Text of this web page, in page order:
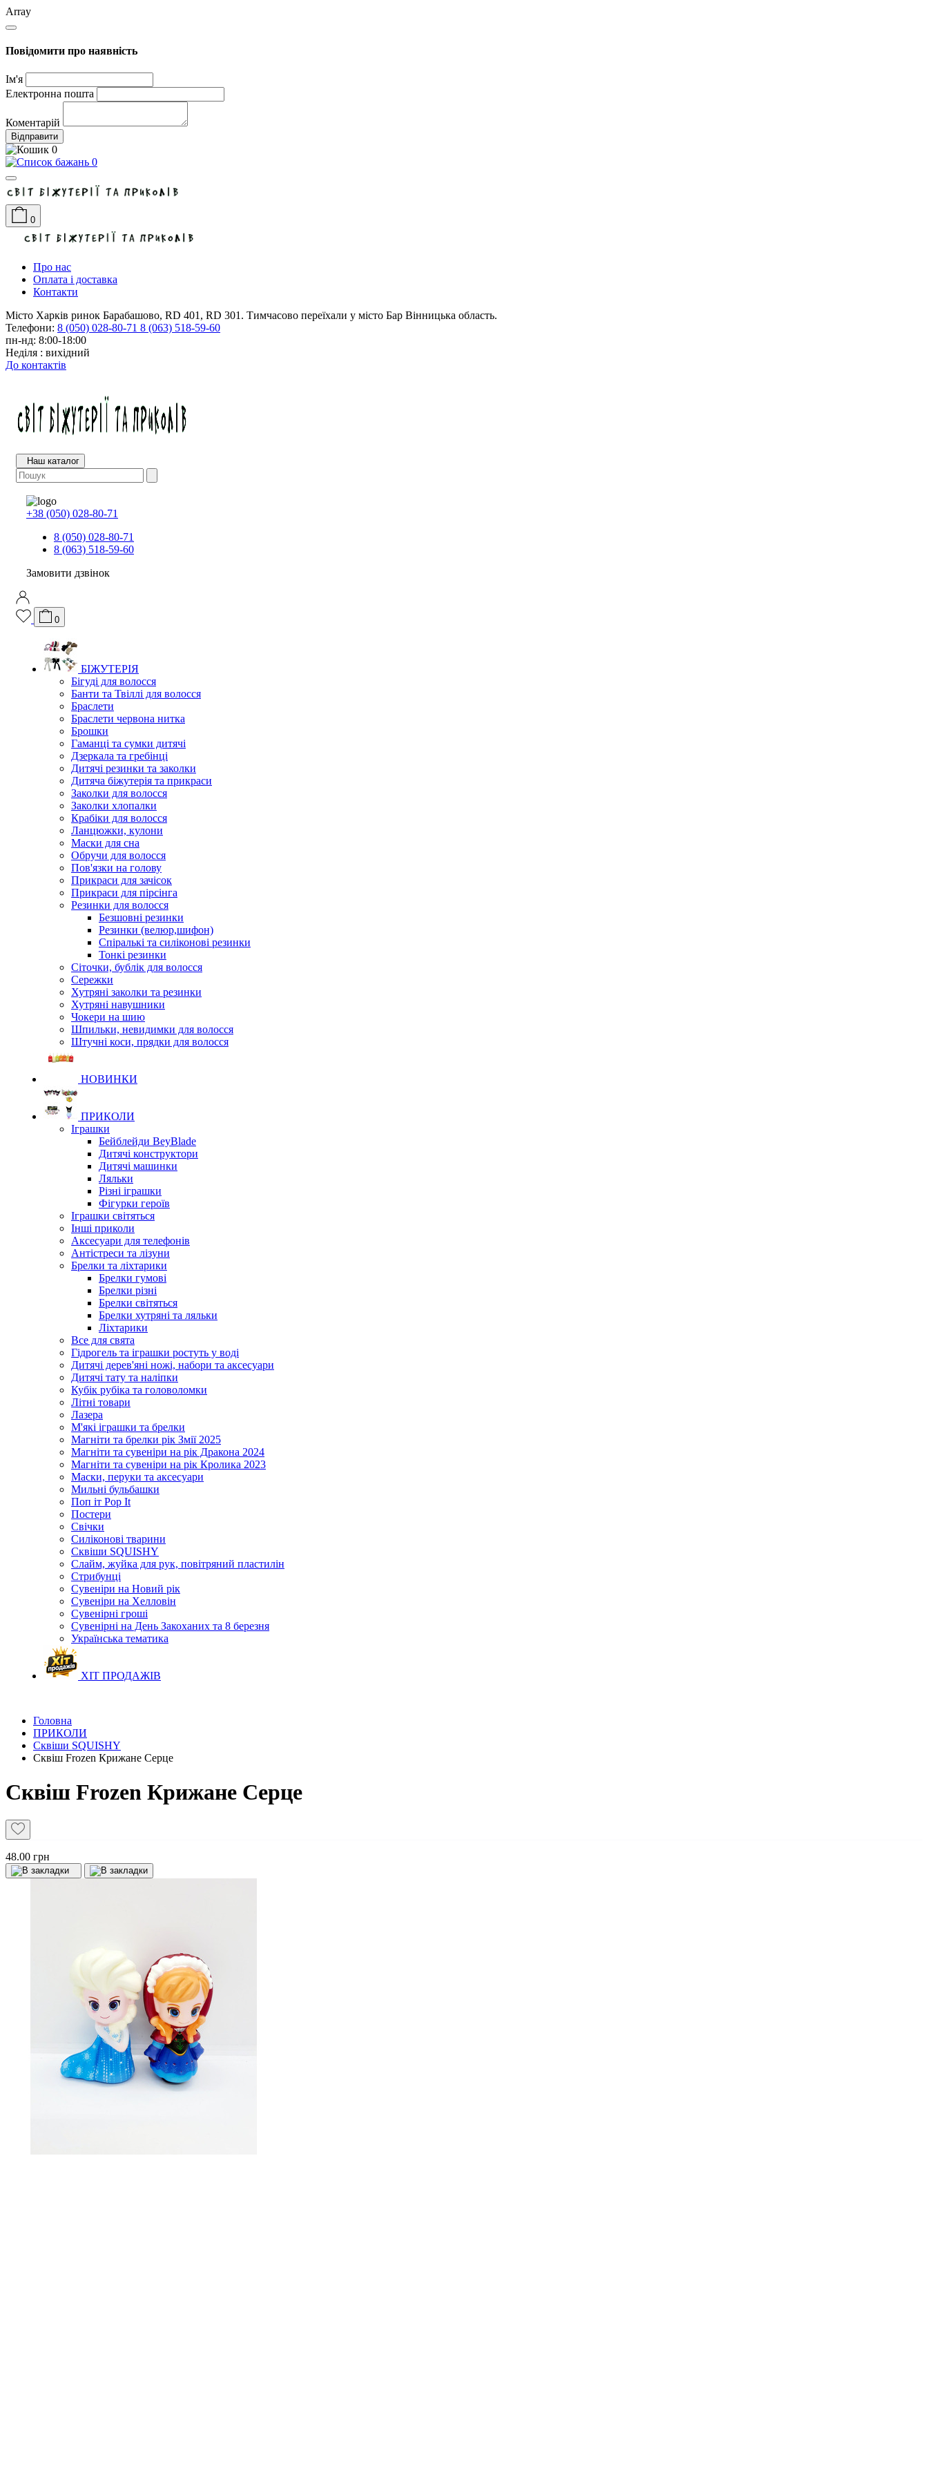
Array
Повідомити про наявність
Ім'я
Електронна пошта
Коментарій
Відправити
0
0
0
Про нас
Оплата і доставка
Контакти
Місто Харків ринок Барабашово, RD 401, RD 301. Тимчасово переїхали у місто Бар Вінницька область.
Телефони: 8 (050) 028-80-71 8 (063) 518-59-60
пн-нд: 8:00-18:00
Неділя : вихідний
До контактів
Наш каталог
+38 (050) 028-80-71
8 (050) 028-80-71
8 (063) 518-59-60
Замовити дзвінок
0
БІЖУТЕРІЯ
Бігуді для волосся
Банти та Твіллі для волосся
Браслети
Браслети червона нитка
Брошки
Гаманці та сумки дитячі
Дзеркала та гребінці
Дитячі резинки та заколки
Дитяча біжутерія та прикраси
Заколки для волосся
Заколки хлопалки
Крабіки для волосся
Ланцюжки, кулони
Маски для сна
Обручи для волосся
Пов'язки на голову
Прикраси для зачісок
Прикраси для пірсінга
Резинки для волосся
Безшовні резинки
Резинки (велюр,шифон)
Спіралькі та силіконові резинки
Тонкі резинки
Сіточки, бублік для волосся
Сережки
Хутряні заколки та резинки
Хутряні навушники
Чокери на шию
Шпильки, невидимки для волосся
Штучні коси, прядки для волосся
НОВИНКИ
ПРИКОЛИ
Іграшки
Бейблейди BeyBlade
Дитячі конструктори
Дитячі машинки
Ляльки
Різні іграшки
Фігурки героїв
Іграшки світяться
Інші приколи
Аксесуари для телефонів
Антістреси та лізуни
Брелки та ліхтарики
Брелки гумові
Брелки різні
Брелки світяться
Брелки хутряні та ляльки
Ліхтарики
Все для свята
Гідрогель та іграшки ростуть у воді
Дитячі дерев'яні ножі, набори та аксесуари
Дитячі тату та наліпки
Кубік рубіка та головоломки
Літні товари
Лазера
М'які іграшки та брелки
Магніти та брелки рік Змії 2025
Магніти та сувеніри на рік Дракона 2024
Магніти та сувеніри на рік Кролика 2023
Маски, перуки та аксесуари
Мильні бульбашки
Поп іт Pop It
Постери
Свічки
Силіконові тварини
Сквіши SQUISHY
Слайм, жуйка для рук, повітряний пластилін
Стрибунці
Сувеніри на Новий рік
Сувеніри на Хелловін
Сувенірні гроші
Сувенірні на День Закоханих та 8 березня
Українська тематика
ХІТ ПРОДАЖІВ
Головна
ПРИКОЛИ
Сквіши SQUISHY
Сквіш Frozen Крижане Серце
Сквіш Frozen Крижане Серце
48.00 грн